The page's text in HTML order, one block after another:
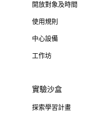
開放對象及時間
使用規則
中心設備
工作坊
實驗沙盒
探索學習計畫